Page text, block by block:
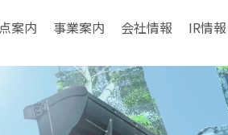
案内 事業案内 会社情報 IR情報